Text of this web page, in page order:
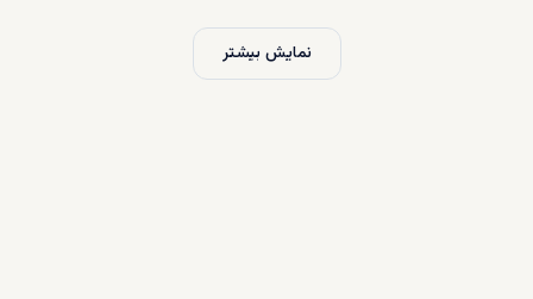
نمایش بیشتر